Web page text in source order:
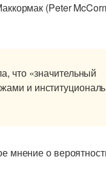
(Peter
что «значительный
и
мнение о